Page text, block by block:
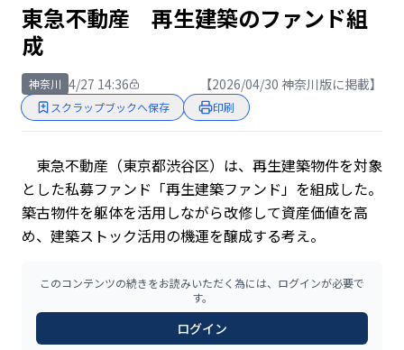
東急不動産 再生建築のファンド組
成
神奈川 4/27 14:36 【2026/04/30 神奈川版に掲載】
スクラップブックへ保存 印刷
東急不動産（東京都渋谷区）は、再生建築物件を対象
とした私募ファンド「再生建築ファンド」を組成した。
築古物件を躯体を活用しながら改修して資産価値を高
め、建築ストック活用の機運を醸成する考え。
このコンテンツの続きをお読みいただく為には、ログインが必要で
す。
ログイン